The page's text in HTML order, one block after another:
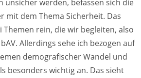
unsicher werden, befassen sich die
mit dem Thema Sicherheit. Das
rein, die wir begleiten, also
Allerdings sehe ich bezogen auf
demografischer Wandel und
besonders wichtig an. Das sieht